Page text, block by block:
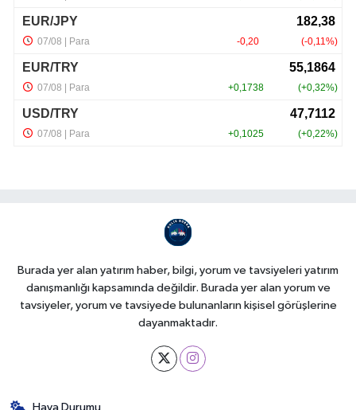
Burada yer alan yatırım haber, bilgi, yorum ve tavsiyeleri yatırım
danışmanlığı kapsamında değildir. Burada yer alan yorum ve
tavsiyeler, yorum ve tavsiyede bulunanların kişisel görüşlerine
dayanmaktadır.
Hava Durumu